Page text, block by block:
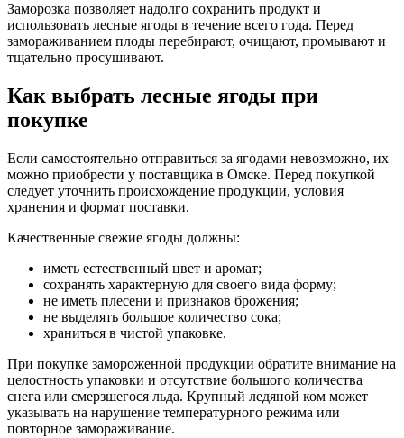
Заморозка позволяет надолго сохранить продукт и
использовать лесные ягоды в течение всего года. Перед
замораживанием плоды перебирают, очищают, промывают и
тщательно просушивают.
Как выбрать лесные ягоды при
покупке
Если самостоятельно отправиться за ягодами невозможно, их
можно приобрести у поставщика в Омске. Перед покупкой
следует уточнить происхождение продукции, условия
хранения и формат поставки.
Качественные свежие ягоды должны:
иметь естественный цвет и аромат;
сохранять характерную для своего вида форму;
не иметь плесени и признаков брожения;
не выделять большое количество сока;
храниться в чистой упаковке.
При покупке замороженной продукции обратите внимание на
целостность упаковки и отсутствие большого количества
снега или смерзшегося льда. Крупный ледяной ком может
указывать на нарушение температурного режима или
повторное замораживание.